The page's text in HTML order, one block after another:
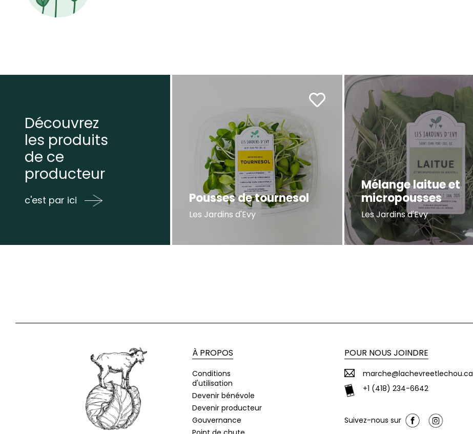
Découvrez
les produits
de ce
producteur
c'est par ici Pousses de tournesol
Les Jardins d'Evy
Mélange laitue et
micropousses
Les Jardins d'Evy
À PROPOS
Conditions
d'utilisation
Devenir bénévole
Devenir producteur
Gouvernance
POUR NOUS JOINDRE
marche@lachevreetlechou.ca
+1 (418) 234-6642
Suivez-nous sur